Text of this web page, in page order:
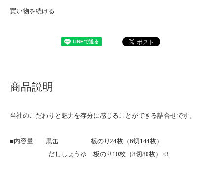
買い物を続ける
商品説明
当社のこだわりと魅力を存分に感じることができる詰合せです。
■内容量 黒缶 板のり24枚（6切144枚）
だししょうゆ 板のり10枚（8切80枚）×3